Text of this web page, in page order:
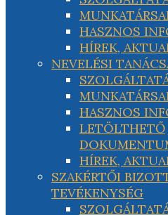
HASZNOS
HÍREK,
NEVELÉSI
HASZNOS
LETÖLTHETŐ
HÍREK,
SZAKÉRTŐI
TEVÉKENYSÉG